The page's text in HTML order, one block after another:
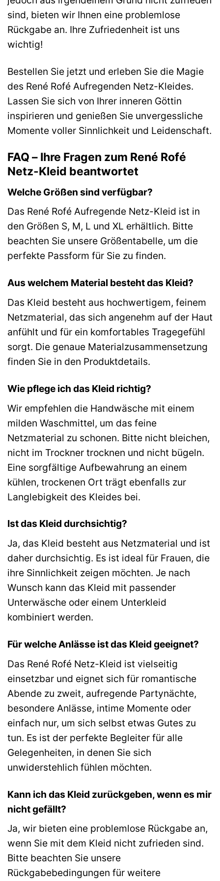
sind, bieten wir Ihnen eine problemlose
Rückgabe an. Ihre Zufriedenheit ist uns
wichtig!
Bestellen Sie jetzt und erleben Sie die Magie
des René Rofé Aufregenden Netz-Kleides.
Lassen Sie sich von Ihrer inneren Göttin
inspirieren und genießen Sie unvergessliche
Momente voller Sinnlichkeit und Leidenschaft.
FAQ – Ihre Fragen zum René Rofé
Netz-Kleid beantwortet
Welche Größen sind verfügbar?
Das René Rofé Aufregende Netz-Kleid ist in
den Größen S, M, L und XL erhältlich. Bitte
beachten Sie unsere Größentabelle, um die
perfekte Passform für Sie zu finden.
Aus welchem Material besteht das Kleid?
Das Kleid besteht aus hochwertigem, feinem
Netzmaterial, das sich angenehm auf der Haut
anfühlt und für ein komfortables Tragegefühl
sorgt. Die genaue Materialzusammensetzung
finden Sie in den Produktdetails.
Wie pflege ich das Kleid richtig?
Wir empfehlen die Handwäsche mit einem
milden Waschmittel, um das feine
Netzmaterial zu schonen. Bitte nicht bleichen,
nicht im Trockner trocknen und nicht bügeln.
Eine sorgfältige Aufbewahrung an einem
kühlen, trockenen Ort trägt ebenfalls zur
Langlebigkeit des Kleides bei.
Ist das Kleid durchsichtig?
Ja, das Kleid besteht aus Netzmaterial und ist
daher durchsichtig. Es ist ideal für Frauen, die
ihre Sinnlichkeit zeigen möchten. Je nach
Wunsch kann das Kleid mit passender
Unterwäsche oder einem Unterkleid
kombiniert werden.
Für welche Anlässe ist das Kleid geeignet?
Das René Rofé Netz-Kleid ist vielseitig
einsetzbar und eignet sich für romantische
Abende zu zweit, aufregende Partynächte,
besondere Anlässe, intime Momente oder
einfach nur, um sich selbst etwas Gutes zu
tun. Es ist der perfekte Begleiter für alle
Gelegenheiten, in denen Sie sich
unwiderstehlich fühlen möchten.
Kann ich das Kleid zurückgeben, wenn es mir
nicht gefällt?
Ja, wir bieten eine problemlose Rückgabe an,
wenn Sie mit dem Kleid nicht zufrieden sind.
Bitte beachten Sie unsere
Rückgabebedingungen für weitere